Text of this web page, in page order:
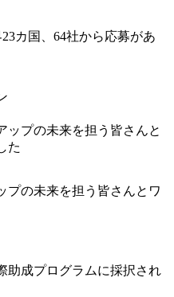
カ国、64社から応募があ
プの未来を担う皆さんとワ